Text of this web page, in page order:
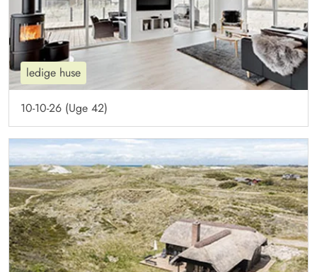
ledige huse
10-10-26 (Uge 42)